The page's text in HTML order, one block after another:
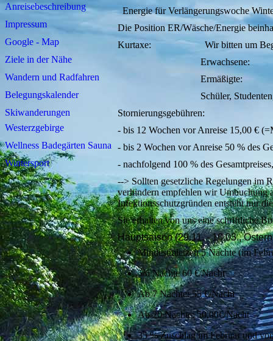
Anreisebeschreibung
Impressum
Google - Map
Ziele in der Nähe
Wandern und Radfahren
Belegungskalender
Skiwanderungen
Westerzgebirge
Wellness Badegärten Sauna
Wintersport
Energie für
Die Position ER/Wäsche/Energie
Kurtaxe: Wir bitten um
Erwachsene:
Ermäßigte:
Schüler, Studenten, Kinder
Stornierungsgebühren:
- bis 12 Wochen vor Anreise 15,00 €
- bis 2 Wochen vor Anreise 50 % des
- nachfolgend 100 % des
--> Sollten gesetzliche Regelungen im
verhindern empfehlen wir Umbuchung
Infektionsschutzgründen entsteht nur
Sie erhalten von uns eine schriftliche
Hauptsaison (29.11. - 10.03.,
Mindestmietzeit 5 Nächte (im
5/6 Nächte 60 €/Nacht
Ab 7 Nächte: 55 €/Nacht
Ab 20 Nächte: 50,00€/Nacht
35 % Zuschlag im Februar und